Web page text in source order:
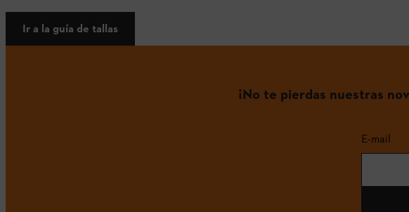
Ir a la guía de tallas
¡No te pierdas nuestras
E-mail